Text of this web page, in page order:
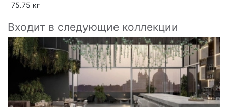
75.75 кг
Входит в следующие коллекции